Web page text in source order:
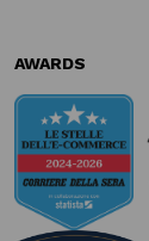
AWARDS